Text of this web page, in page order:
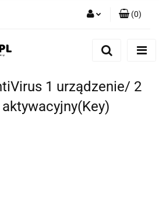
Dodaj zgłoszenie
(0)
1 urządzenie/ 2